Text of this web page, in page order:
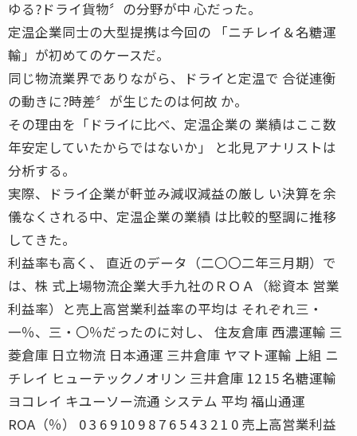
ゆる?ドライ貨物〞の分野が中 心だった。
定温企業同士の大型提携は今回の 「ニチレイ＆名糖運
輸」が初めてのケースだ。
同じ物流業界でありながら、ドライと定温で 合従連衡
の動きに?時差〞が生じたのは何故 か。
その理由を「ドライに比べ、定温企業の 業績はここ数
年安定していたからではないか」 と北見アナリストは
分析する。
実際、ドライ企業が軒並み減収減益の厳し い決算を余
儀なくされる中、定温企業の業績 は比較的堅調に推移
してきた。
利益率も高く、 直近のデータ（二〇〇二年三月期）で
は、株 式上場物流企業大手九社のＲＯＡ（総資本 営業
利益率）と売上高営業利益率の平均は それぞれ三・
一％、三・〇％だったのに対し、 住友倉庫 西濃運輸 三
菱倉庫 日立物流 日本通運 三井倉庫 ヤマト運輸 上組 ニ
チレイ ヒューテックノオリン 三井倉庫 12 15 名糖運輸
ヨコレイ キユーソー流通 システム 平均 福山通運
ROA（％） 0 3 6 9 10 9 8 7 6 5 4 3 2 1 0 売上高営業利益